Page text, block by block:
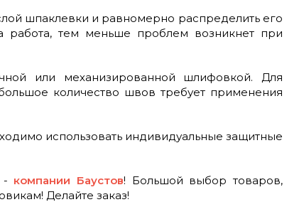
шпаклевки и равномерно распределить его
работа, тем меньше проблем возникнет при
или механизированной шлифовкой. Для
количество швов требует применения
использовать индивидуальные защитные
- компании Баустов! Большой выбор товаров,
Делайте заказ!